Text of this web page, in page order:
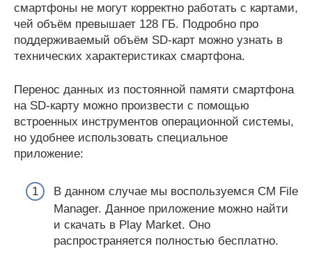
смартфоны не могут корректно работать с картами,
чей объём превышает 128 ГБ. Подробно про
поддерживаемый объём SD-карт можно узнать в
технических характеристиках смартфона.
Перенос данных из постоянной памяти смартфона
на SD-карту можно произвести с помощью
встроенных инструментов операционной системы,
но удобнее использовать специальное
приложение:
В данном случае мы воспользуемся CM File
Manager. Данное приложение можно найти
и скачать в Play Market. Оно
распространяется полностью бесплатно.